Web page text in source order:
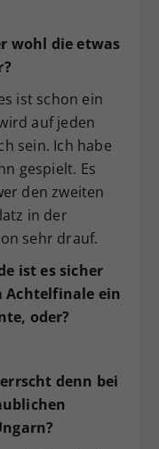
wohl die etwas
ist schon ein
auf jeden
sein. Ich habe
gespielt. Es
den zweiten
in der
sehr drauf.
ist es sicher
Achtelfinale ein
oder?
denn bei